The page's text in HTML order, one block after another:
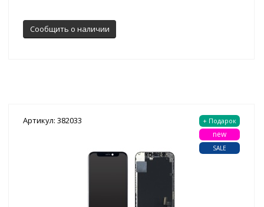
Сообщить о наличии
Артикул: 382033 + Подарок
new
SALE